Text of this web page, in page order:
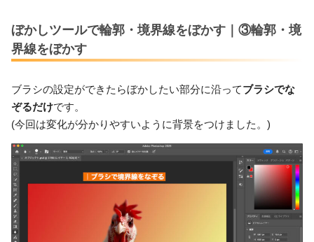
ぼかしツールで輪郭・境界線をぼかす｜③輪郭・境
界線をぼかす
ブラシの設定ができたらぼかしたい部分に沿ってブラシでな
ぞるだけです。
(今回は変化が分かりやすいように背景をつけました。)